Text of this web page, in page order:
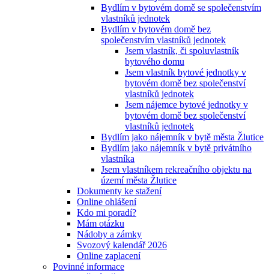
Bydlím v bytovém domě se společenstvím
vlastníků jednotek
Bydlím v bytovém domě bez
společenstvím vlastníků jednotek
Jsem vlastník, či spoluvlastník
bytového domu
Jsem vlastník bytové jednotky v
bytovém domě bez společenství
vlastníků jednotek
Jsem nájemce bytové jednotky v
bytovém domě bez společenství
vlastníků jednotek
Bydlím jako nájemník v bytě města Žlutice
Bydlím jako nájemník v bytě privátního
vlastníka
Jsem vlastníkem rekreačního objektu na
území města Žlutice
Dokumenty ke stažení
Online ohlášení
Kdo mi poradí?
Mám otázku
Nádoby a zámky
Svozový kalendář 2026
Online zaplacení
Povinné informace